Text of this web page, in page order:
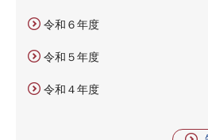
令和６年度
令和５年度
令和４年度